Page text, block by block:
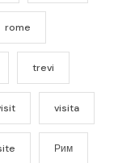
rome
trevi
visita
Рим